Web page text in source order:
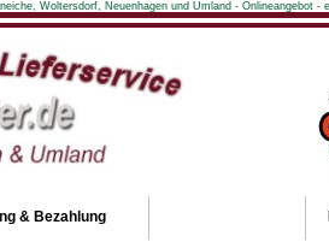
Woltersdorf, Neuenhagen und Umland - Onlineangebot -
& Bezahlung